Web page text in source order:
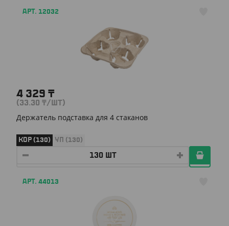
АРТ. 12032
4 329 ₸
(33.30 ₸/ШТ)
Держатель подставка для 4 стаканов
КОР (130) УП (130)
АРТ. 44013